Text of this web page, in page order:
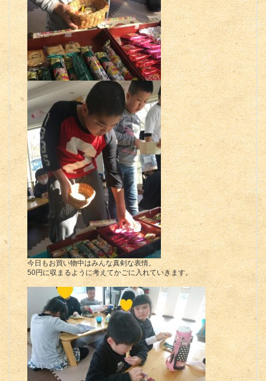
今日もお買い物中はみんな真剣な表情。
50円に収まるように考えてかごに入れていきます。